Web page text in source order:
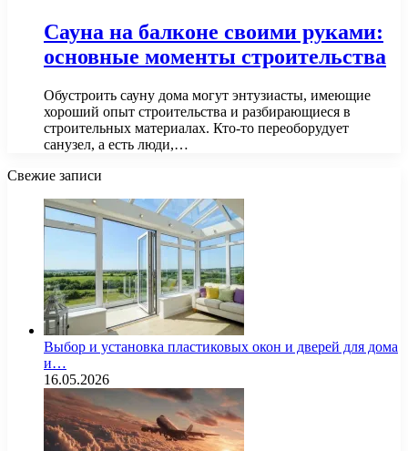
Сауна на балконе своими руками:
основные моменты строительства
Обустроить сауну дома могут энтузиасты, имеющие
хороший опыт строительства и разбирающиеся в
строительных материалах. Кто-то переоборудует
санузел, а есть люди,…
Свежие записи
Выбор и установка пластиковых окон и дверей для дома
и…
16.05.2026